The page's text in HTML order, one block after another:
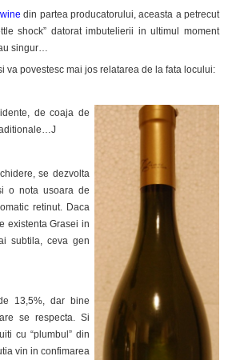
din partea producatorului, aceasta a petrecut
shock” datorat imbutelierii in ultimul moment
singur…
va povestesc mai jos relatarea de la fata locului:
de coaja de
se dezvolta
o nota usoara de
retinut. Daca
existenta Grasei in
subtila, ceva gen
13,5%, dar bine
se respecta. Si
cu “plumbul” din
vin in confimarea